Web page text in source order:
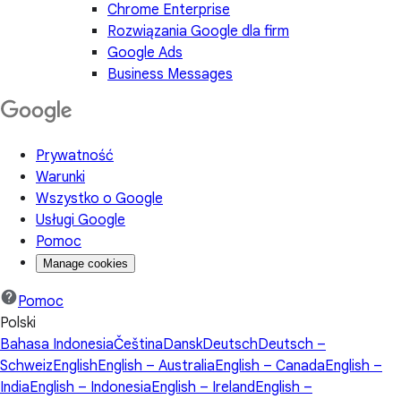
Chrome Enterprise
Rozwiązania Google dla firm
Google Ads
Business Messages
Prywatność
Warunki
Wszystko o Google
Usługi Google
Pomoc
Manage cookies
Pomoc
Polski
Bahasa IndonesiaČeštinaDanskDeutschDeutsch –
SchweizEnglishEnglish – AustraliaEnglish – CanadaEnglish –
IndiaEnglish – IndonesiaEnglish – IrelandEnglish –